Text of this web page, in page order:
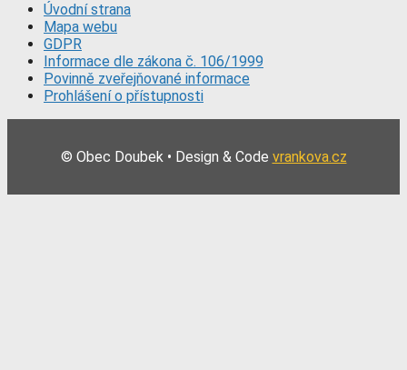
Úvodní strana
Mapa webu
GDPR
Informace dle zákona č. 106/1999
Povinně zveřejňované informace
Prohlášení o přístupnosti
© Obec Doubek • Design & Code vrankova.cz